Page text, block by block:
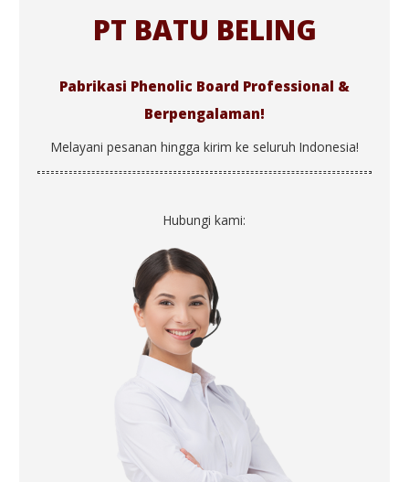
PT BATU BELING
Pabrikasi Phenolic Board Professional &
Berpengalaman!
Melayani pesanan hingga kirim ke seluruh Indonesia!
Hubungi kami: